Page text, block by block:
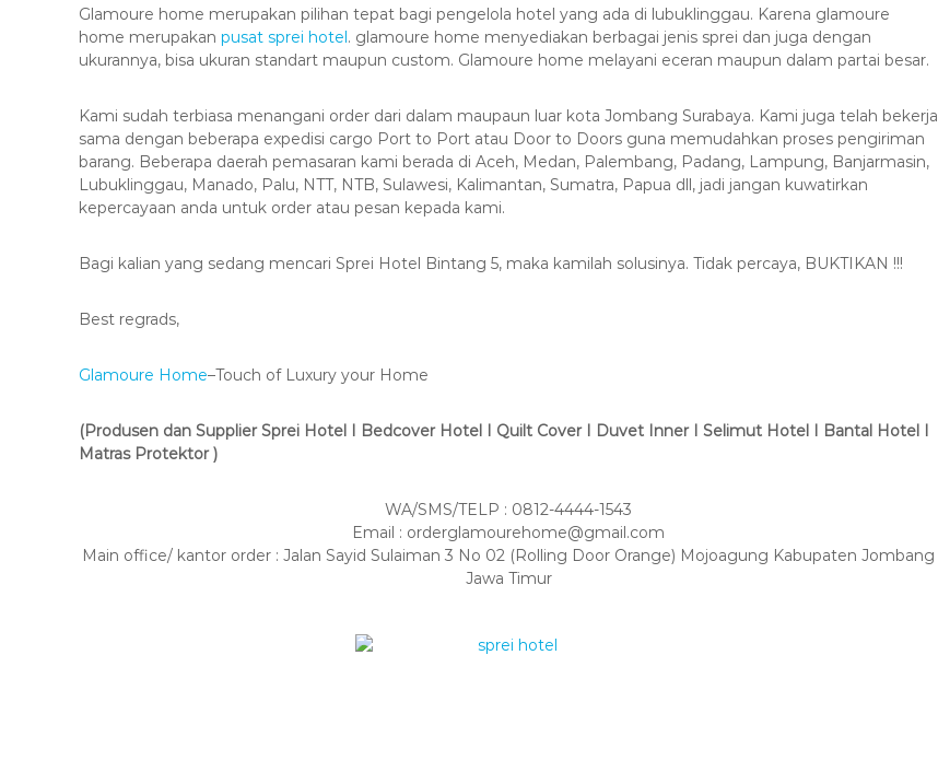
Glamoure home merupakan pilihan tepat bagi pengelola hotel yang ada di lubuklinggau. Karena glamoure
home merupakan pusat sprei hotel. glamoure home menyediakan berbagai jenis sprei dan juga dengan
ukurannya, bisa ukuran standart maupun custom. Glamoure home melayani eceran maupun dalam partai besar.
Kami sudah terbiasa menangani order dari dalam maupaun luar kota Jombang Surabaya. Kami juga telah bekerja
sama dengan beberapa expedisi cargo Port to Port atau Door to Doors guna memudahkan proses pengiriman
barang. Beberapa daerah pemasaran kami berada di Aceh, Medan, Palembang, Padang, Lampung, Banjarmasin,
Lubuklinggau, Manado, Palu, NTT, NTB, Sulawesi, Kalimantan, Sumatra, Papua dll, jadi jangan kuwatirkan
kepercayaan anda untuk order atau pesan kepada kami.
Bagi kalian yang sedang mencari Sprei Hotel Bintang 5, maka kamilah solusinya. Tidak percaya, BUKTIKAN !!!
Best regrads,
Glamoure Home–Touch of Luxury your Home
(Produsen dan Supplier Sprei Hotel I Bedcover Hotel I Quilt Cover I Duvet Inner I Selimut Hotel I Bantal Hotel I
Matras Protektor )
WA/SMS/TELP : 0812-4444-1543
Email : orderglamourehome@gmail.com
Main office/ kantor order : Jalan Sayid Sulaiman 3 No 02 (Rolling Door Orange) Mojoagung Kabupaten Jombang
Jawa Timur